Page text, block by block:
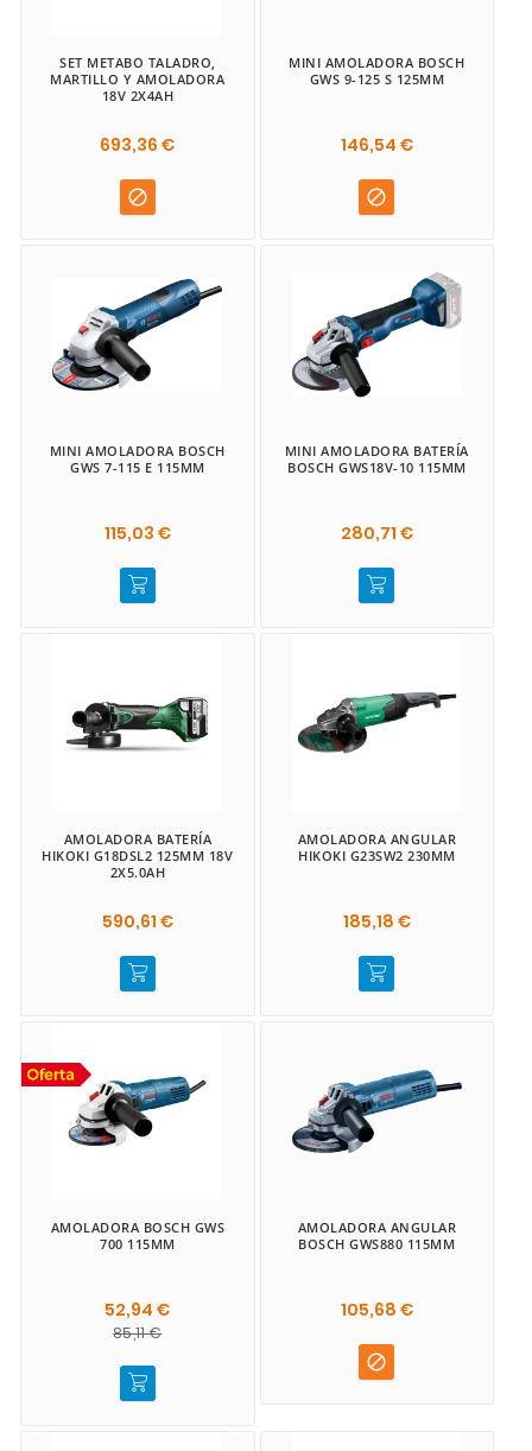
SET METABO TALADRO,
MARTILLO Y AMOLADORA
18V 2X4AH
693,36 €

MINI AMOLADORA BOSCH
GWS 9-125 S 125MM
146,54 €

MINI AMOLADORA BOSCH
GWS 7-115 E 115MM
115,03 €
MINI AMOLADORA BATERÍA
BOSCH GWS18V-10 115MM
280,71 €
AMOLADORA BATERÍA
HIKOKI G18DSL2 125MM 18V
2X5.0AH
590,61 €
AMOLADORA ANGULAR
HIKOKI G23SW2 230MM
185,18 €
AMOLADORA BOSCH GWS
700 115MM
52,94 €
85,11 €
AMOLADORA ANGULAR
BOSCH GWS880 115MM
105,68 €
